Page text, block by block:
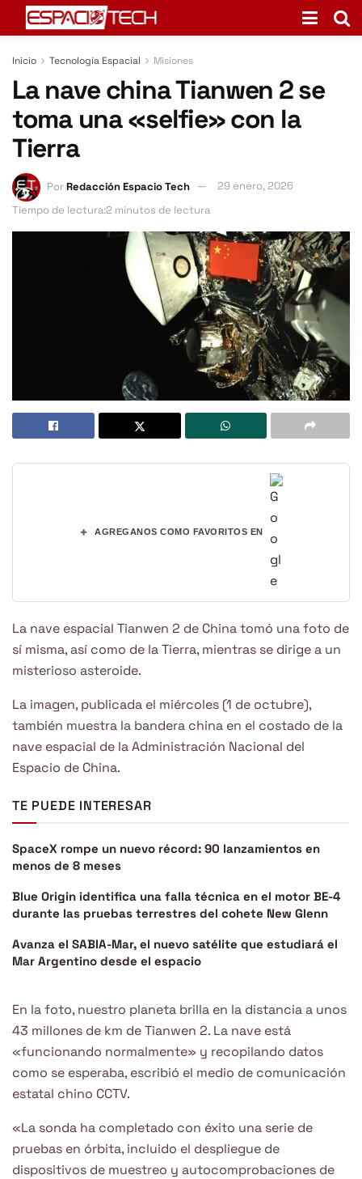
Inicio Tecnología Espacial Misiones
La nave china Tianwen 2 se
toma una «selfie» con la
Tierra
PorRedacción Espacio Tech
29 enero, 2026
Tiempo de lectura:2 minutos de lectura
+ AGREGANOS COMO FAVORITOS EN
La nave espacial Tianwen 2 de China tomó una foto de
sí misma, así como de la Tierra, mientras se dirige a un
misterioso asteroide.
La imagen, publicada el miércoles (1 de octubre),
también muestra la bandera china en el costado de la
nave espacial de la Administración Nacional del
Espacio de China.
TE PUEDE INTERESAR
SpaceX rompe un nuevo récord: 90 lanzamientos en
menos de 8 meses
Blue Origin identifica una falla técnica en el motor BE-4
durante las pruebas terrestres del cohete New Glenn
Avanza el SABIA-Mar, el nuevo satélite que estudiará el
Mar Argentino desde el espacio
En la foto, nuestro planeta brilla en la distancia a unos
43 millones de km de Tianwen 2. La nave está
«funcionando normalmente» y recopilando datos
como se esperaba, escribió el medio de comunicación
estatal chino CCTV.
«La sonda ha completado con éxito una serie de
pruebas en órbita, incluido el despliegue de
dispositivos de muestreo y autocomprobaciones de